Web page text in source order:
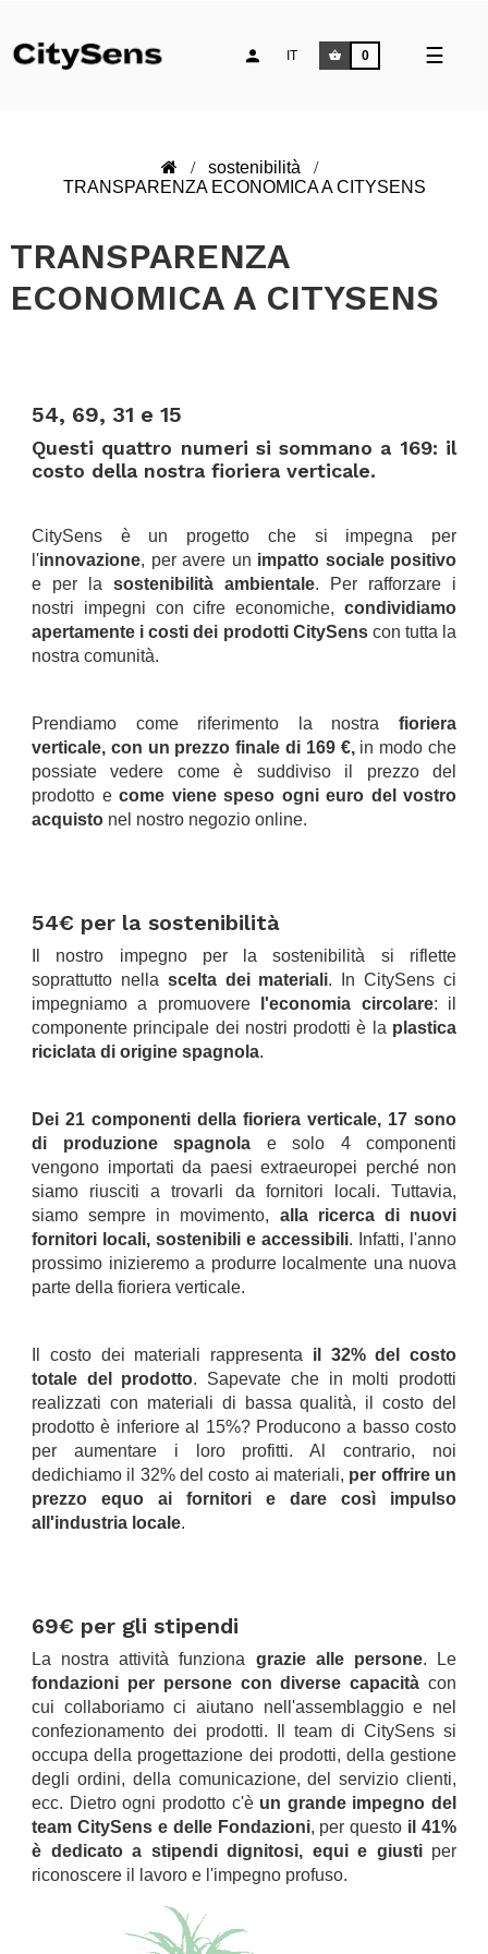
☰
IT 0
sostenibilità
TRANSPARENZA ECONOMICA A CITYSENS
TRANSPARENZA
ECONOMICA A CITYSENS
54, 69, 31 e 15
Questi quattro numeri si sommano a 169: il
costo della nostra fioriera verticale.
CitySens è un progetto che si impegna per
l'innovazione, per avere un impatto sociale positivo
e per la sostenibilità ambientale. Per rafforzare i
nostri impegni con cifre economiche, condividiamo
apertamente i costi dei prodotti CitySenscon tutta la
nostra comunità.
Prendiamo come riferimento la nostra fioriera
verticale, con un prezzo finale di 169 €,in modo che
possiate vedere come è suddiviso il prezzo del
prodotto e come viene speso ogni euro del vostro
acquisto nel nostro negozio online.
54€ per la sostenibilità
Il nostro impegno per la sostenibilità si riflette
soprattutto nella scelta dei materiali. In CitySens ci
impegniamo a promuovere
l'economia circolare: il
componente principale dei nostri prodotti è la plastica
riciclata di origine spagnola.
Dei 21 componenti della fioriera verticale, 17 sono
di produzione spagnola e solo 4 componenti
vengono importati da paesi extraeuropei perché non
siamo riusciti a trovarli da fornitori locali. Tuttavia,
siamo sempre in movimento, alla ricerca di nuovi
fornitori locali, sostenibili e accessibili. Infatti, l'anno
prossimo inizieremo a produrre localmente una nuova
parte della fioriera verticale.
Il costo dei materiali rappresenta il 32% del costo
totale del prodotto. Sapevate che in molti prodotti
realizzati con materiali di bassa qualità, il costo del
prodotto è inferiore al 15%? Producono a basso costo
per aumentare i loro profitti. Al contrario, noi
dedichiamo il 32% del costo ai materiali, per offrire un
prezzo equo ai fornitori e dare così impulso
all'industria locale.
69€ per gli stipendi
La nostra attività funziona grazie alle persone. Le
fondazioni per persone con diverse capacità con
cui collaboriamo ci aiutano nell'assemblaggio e nel
confezionamento dei prodotti. Il team di CitySens si
occupa della progettazione dei prodotti, della gestione
degli ordini, della comunicazione, del servizio clienti,
ecc. Dietro ogni prodotto c'è un grande impegno del
team CitySens e delle Fondazioni, per questo il 41%
è dedicato a stipendi dignitosi, equi e giustiper
riconoscere il lavoro e l'impegno profuso.